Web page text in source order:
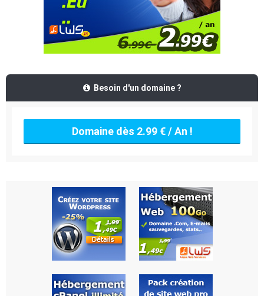
Besoin d'un domaine ?
Domaine dès 2.99 € / An !